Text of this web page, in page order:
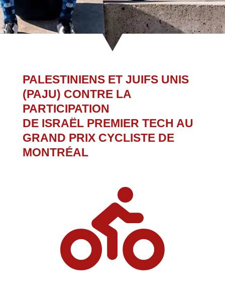
PALESTINIENS ET JUIFS UNIS
(PAJU) CONTRE LA
PARTICIPATION
DE ISRAËL PREMIER TECH AU
GRAND PRIX CYCLISTE DE
MONTRÉAL
